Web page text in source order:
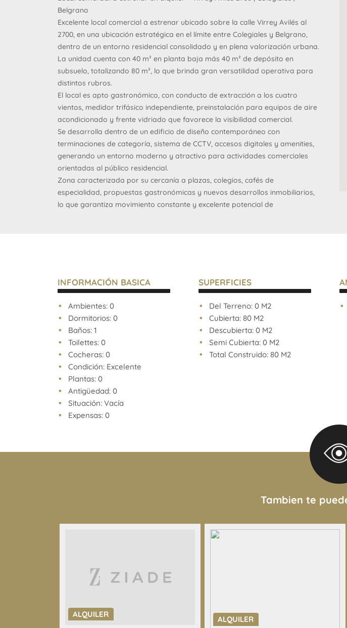
Belgrano
Excelente local comercial a estrenar ubicado sobre la calle Virrey Avilés al
2700, en una ubicación estratégica en el límite entre Colegiales y Belgrano,
dentro de un entorno residencial consolidado y en plena valorización urbana.
La unidad cuenta con 40 m² en planta baja más 40 m² de depósito en
subsuelo, totalizando 80 m², lo que brinda gran versatilidad operativa para
distintos rubros.
El local es apto gastronómico, con conducto de extracción a los cuatro
vientos, medidor trifásico independiente, preinstalación para equipos de aire
acondicionado y frente vidriado que favorece la visibilidad comercial.
Se desarrolla dentro de un edificio de diseño contemporáneo con
terminaciones de categoría, sistema de CCTV, accesos digitales y amenities,
generando un entorno moderno y atractivo para actividades comerciales
orientadas al público residencial.
Zona caracterizada por su cercanía a plazas, colegios, cafés de
especialidad, propuestas gastronómicas y nuevos desarrollos inmobiliarios,
lo que garantiza movimiento constante y excelente potencial de
AVISO LEGAL: Las descripciones arquitectónicas y funcionales, valores de
expensas, impuestos y servicios, fotos y medidas de este inmueble son
aproximados. Los datos fueron proporcionados por el propietario y pueden
no estar actualizados a la hora de la visualización de este aviso por lo cual
pueden arrojar inexactitudes y discordancias con las que surgen de los las
facturas, títulos y planos legales del inmueble. El interesado deberá realizar
las verificaciones respectivas previamente a la realización de cualquier
operación, requiriendo por sí o sus profesionales las copias necesarias de la
Venta supeditada al cumplimiento por parte del propietario de los requisitos
INFORMACIÓN BASICA
Ambientes: 0
Dormitorios: 0
Baños: 1
Toilettes: 0
Cocheras: 0
Condición: Excelente
Plantas: 0
Antigüedad: 0
Situación: Vacía
Expensas: 0
SUPERFICIES
Del Terreno: 0 M2
Cubierta: 80 M2
Descubierta: 0 M2
Semi Cubierta: 0 M2
Total Construido: 80 M2
Tambien te
ALQUILER
ALQUILER